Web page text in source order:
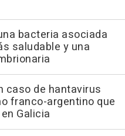
bacteria asociada
saludable y una
caso de hantavirus
franco-argentino que
Galicia